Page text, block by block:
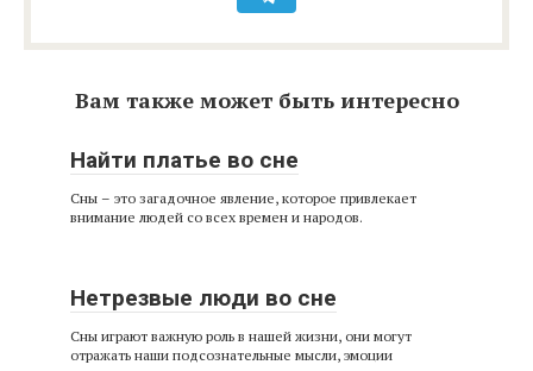
Вам также может быть интересно
Найти платье во сне
Сны – это загадочное явление, которое привлекает
внимание людей со всех времен и народов.
Нетрезвые люди во сне
Сны играют важную роль в нашей жизни, они могут
отражать наши подсознательные мысли, эмоции